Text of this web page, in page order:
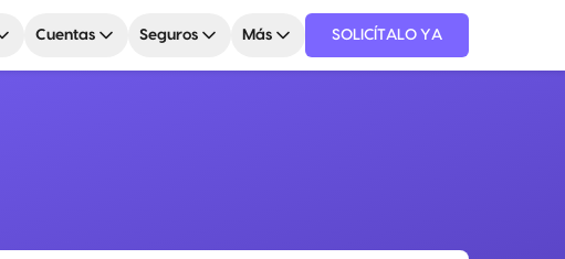
Cuentas Seguros Más SOLICÍTALO YA